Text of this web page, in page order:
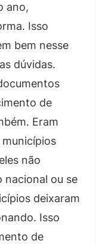
ano,
Isso
bem nesse
dúvidas.
de
Eram
não
nacional ou se
deixaram
Isso
de